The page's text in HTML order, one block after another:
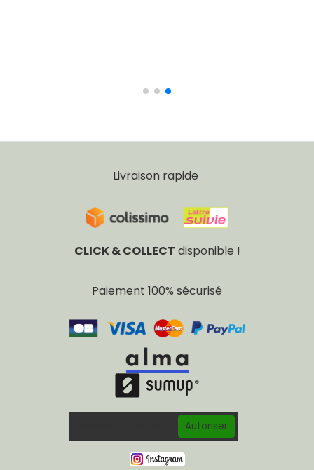
Livraison rapide
CLICK & COLLECT disponible !
Paiement 100% sécurisé
Autoriser